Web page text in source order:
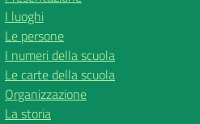
I luoghi
Le persone
I numeri della scuola
Le carte della scuola
Organizzazione
La storia